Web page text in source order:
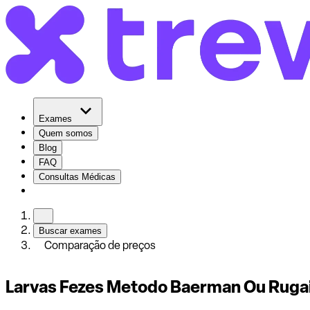
Exames
Quem somos
Blog
FAQ
Consultas Médicas
Buscar exames
Comparação de preços
Larvas Fezes Metodo Baerman Ou